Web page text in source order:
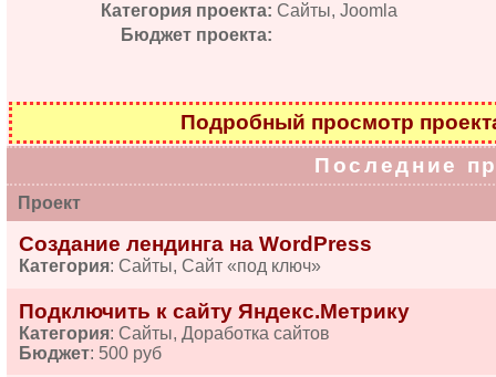
Категория проекта: Сайты, Joomla
Бюджет проекта:
Подробный просмотр
Последние
Проект
Создание лендинга на WordPress
Категория: Сайты, Сайт «под ключ»
Подключить к сайту Яндекс.Метрику
Категория: Сайты, Доработка сайтов
Бюджет: 500 руб